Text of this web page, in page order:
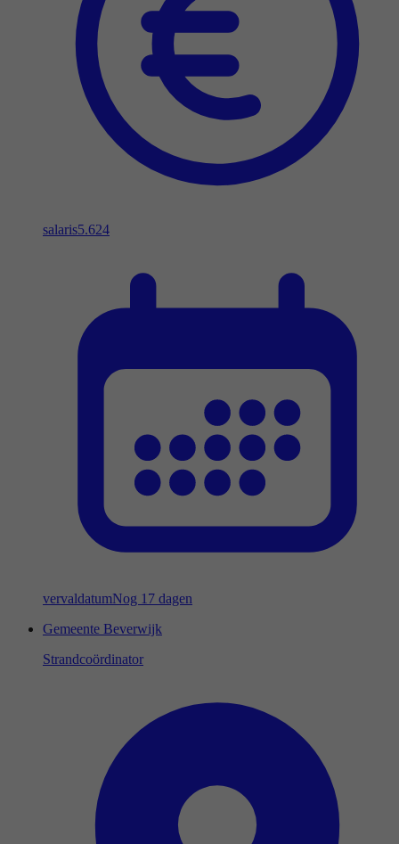
salaris5.624
vervaldatumNog 17 dagen
Gemeente Beverwijk
Strandcoördinator